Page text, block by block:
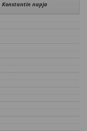
Konstantin napja